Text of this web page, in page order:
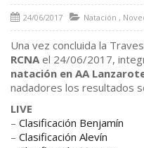
24/06/2017 Natación ,
Una vez concluida la
RCNAel 24/06/2017,
natación en AA
nadadores los resultados
LIVE
– Clasificación Benjamín
– Clasificación Alevín